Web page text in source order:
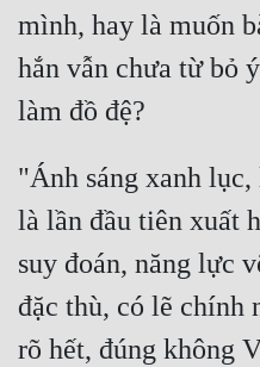
Võ Hiệp
Võng Du
Xuyên Không
Xuyên Nhanh
Xuyên Sách
Xuyên Thư
Điền Văn
Đô Thị
mình, hay là muốn
hắn vẫn chưa từ bỏ
"Ánh sáng xanh
là lần đầu tiên xuất
suy đoán, năng lực
đặc thù, có lẽ chính
rõ hết, đúng không